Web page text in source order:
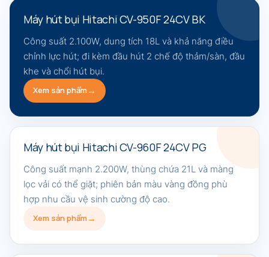
Máy hút bụi Hitachi CV-950F 24CV BK
Công suất 2.100W, dung tích 18L và khả năng điều
chỉnh lực hút; đi kèm đầu hút 2 chế độ thảm/sàn, đầu
khe và chổi hút bụi.
Xem sản phẩm
Máy hút bụi Hitachi CV-960F 24CV PG
Công suất mạnh 2.200W, thùng chứa 21L và màng
lọc vải có thể giặt; phiên bản màu vàng đồng phù
hợp nhu cầu vệ sinh cường độ cao.
Xem sản phẩm